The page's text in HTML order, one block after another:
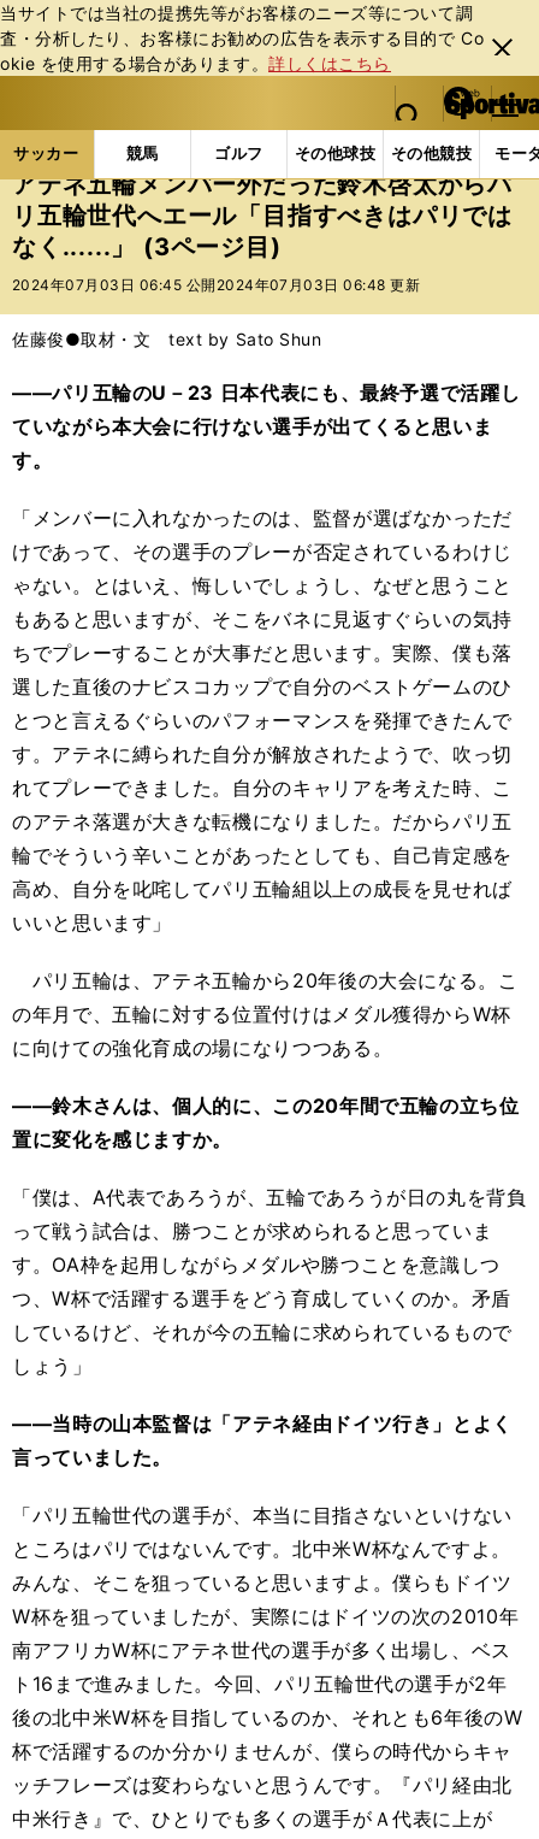
当サイトでは当社の提携先等がお客様のニーズ等について調
査・分析したり、お客様にお勧めの広告を表⽰する⽬的で Co
okie を使⽤する場合があります。詳しくはこちら
閉じ
る
web Sportiva (webスポルティーバ)
検索
マイペ
ー
ジ
メニュ
サッカー 競馬 ゴルフ その他球技 その他競技 モー
ス
ポ
ル
テ
ー
バ
サッカーの記事一覧 サッカー代表 アテネ五輪メン
アテネ五輪メンバー外だった鈴木啓太からパ
リ五輪世代へエール「目指すべきはパリでは
なく......」 (3ページ目)
2024年07月03日 06:45 公開 2024年07月03日 06:48 更新
佐藤俊●取材・文 text by Sato Shun
――パリ五輪のU－23 日本代表にも、最終予選で活躍し
ていながら本大会に行けない選手が出てくると思いま
す。
「メンバーに入れなかったのは、監督が選ばなかっただ
けであって、その選手のプレーが否定されているわけじ
ゃない。とはいえ、悔しいでしょうし、なぜと思うこと
もあると思いますが、そこをバネに見返すぐらいの気持
ちでプレーすることが大事だと思います。実際、僕も落
選した直後のナビスコカップで自分のベストゲームのひ
とつと言えるぐらいのパフォーマンスを発揮できたんで
す。アテネに縛られた自分が解放されたようで、吹っ切
れてプレーできました。自分のキャリアを考えた時、こ
のアテネ落選が大きな転機になりました。だからパリ五
輪でそういう辛いことがあったとしても、自己肯定感を
高め、自分を叱咤してパリ五輪組以上の成長を見せれば
いいと思います」
パリ五輪は、アテネ五輪から20年後の大会になる。こ
の年月で、五輪に対する位置付けはメダル獲得からW杯
に向けての強化育成の場になりつつある。
――鈴木さんは、個人的に、この20年間で五輪の立ち位
置に変化を感じますか。
「僕は、A代表であろうが、五輪であろうが日の丸を背負
って戦う試合は、勝つことが求められると思っていま
す。OA枠を起用しながらメダルや勝つことを意識しつ
つ、W杯で活躍する選手をどう育成していくのか。矛盾
しているけど、それが今の五輪に求められているもので
しょう」
――当時の山本監督は「アテネ経由ドイツ行き」とよく
言っていました。
「パリ五輪世代の選手が、本当に目指さないといけない
ところはパリではないんです。北中米W杯なんですよ。
みんな、そこを狙っていると思いますよ。僕らもドイツ
W杯を狙っていましたが、実際にはドイツの次の2010年
南アフリカW杯にアテネ世代の選手が多く出場し、ベス
ト16まで進みました。今回、パリ五輪世代の選手が2年
後の北中米W杯を目指しているのか、それとも6年後のW
杯で活躍するのか分かりませんが、僕らの時代からキャ
ッチフレーズは変わらないと思うんです。『パリ経由北
中米行き』で、ひとりでも多くの選手がＡ代表に上が